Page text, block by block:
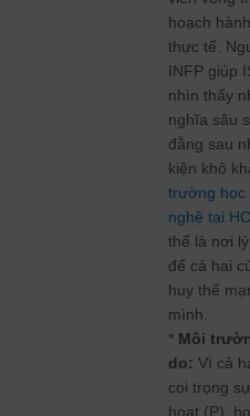
hoạch
thực tế.
INFP giúp
nhìn thấy
nghĩa sâu
đằng sau
kiện khô
trường học
nghệ tại
thể là nơi
để cả hai
huy thế
mình.
* Môi
do: Vì cả
coi trọng
hoạt (P),